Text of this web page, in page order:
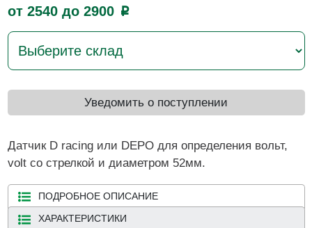
от 2540 до 2900 p
Уведомить о поступлении
Датчик D racing или DEPO для определения вольт,
volt со стрелкой и диаметром 52мм.
ПОДРОБНОЕ ОПИСАНИЕ
ХАРАКТЕРИСТИКИ